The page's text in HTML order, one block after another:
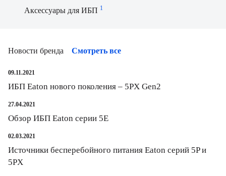
Аксессуары для ИБП 1
Новости бренда Смотреть все
09.11.2021
ИБП Eaton нового поколения – 5PX Gen2
27.04.2021
Обзор ИБП Eaton серии 5E
02.03.2021
Источники бесперебойного питания Eaton серий 5P и
5PX